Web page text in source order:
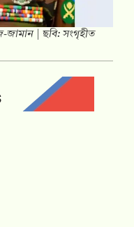
জামান | ছবি: সংগৃহীত